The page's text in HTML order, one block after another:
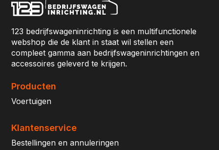
123 bedrijfswageninrichting is een multifunctionele
webshop die de klant in staat wil stellen een
compleet gamma aan bedrijfswageninrichtingen en
accessoires geleverd te krijgen.
Producten
Voertuigen
Klantenservice
Bestellingen en annuleringen